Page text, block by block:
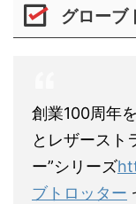
グローブ
創業100周年
とレザースト
ー”シリーズ
ブトロッター